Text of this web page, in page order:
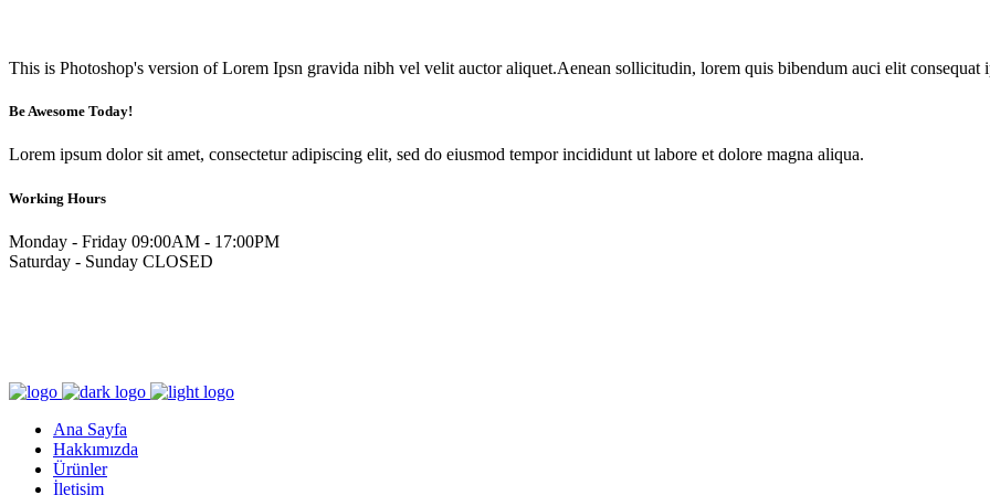
This is Photoshop's version of Lorem Ipsn gravida nibh vel velit auctor aliquet.Aenean sollicitudin, lorem quis bibendum auci elit consequat
Be Awesome Today!
Lorem ipsum dolor sit amet, consectetur adipiscing elit, sed do eiusmod tempor incididunt ut labore et dolore magna aliqua.
Working Hours
Monday - Friday 09:00AM - 17:00PM
Saturday - Sunday CLOSED
Ana Sayfa
Hakkımızda
Ürünler
İletişim